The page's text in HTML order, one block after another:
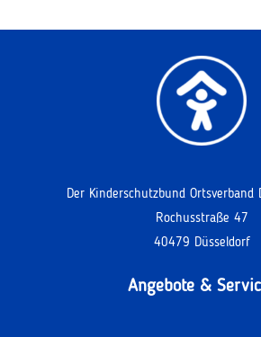
Der Kinderschutzbund Ortsverband
Rochusstraße 47
40479 Düsseldorf
Angebote &